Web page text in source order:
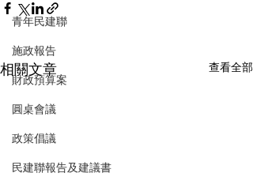
青年民建聯
施政報告
財政預算案
圓桌會議
政策倡議
民建聯報告及建議書
相關文章 查看全部